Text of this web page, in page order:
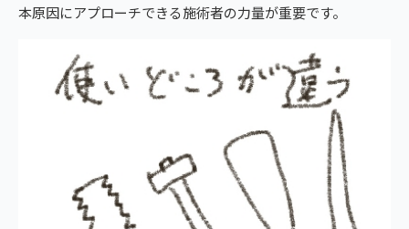
本原因にアプローチできる施術者の力量が重要です。